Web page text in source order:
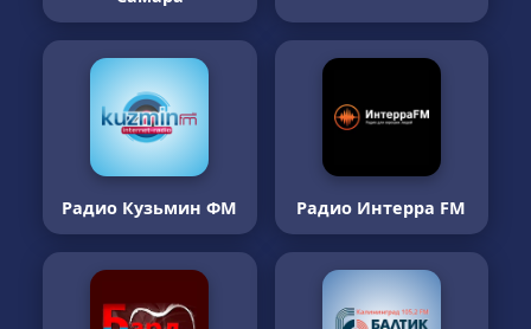
Радио Кузьмин ФМ Радио Интерра FM